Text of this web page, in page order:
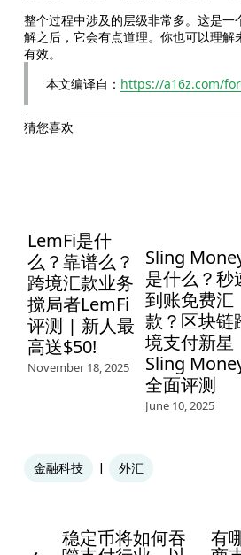
整个过程中涉及的层级非常多。这是一
解之后，它会有点道理。你也可以理解
有效。
本文编译自： https://a16z.com/
猜您喜欢
LemFi是什
么？靠谱么？
跨境汇款业务
搅局者LemFi
评测 | 新人最
高送$50!
November 18, 2025
Sling
是什么？秒
到账免费汇
款？区块链
境支付新星
Sling
全面评测
June 10, 2025
金融科技 外汇
P
稳定币将如何吞 有